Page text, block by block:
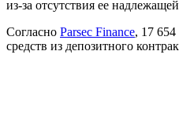
из-за отсутствия ее
Согласно Parsec Finance, 17
средств из депозитного